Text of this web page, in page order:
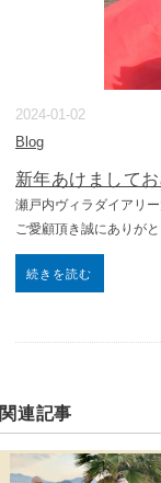
2024-01-02
Blog
新年あけまして
瀬戸内ヴィラダイアリ
ご愛顧頂き誠にありが
続きを読む
関連記事